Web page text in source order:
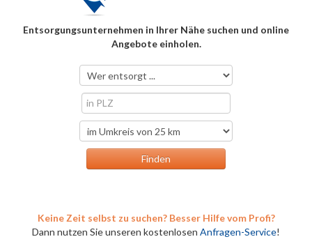
Über uns
Entsorgungsunternehmen in Ihrer Nähe suchen und online
Angebote einholen.
Keine Zeit selbst zu suchen? Besser Hilfe vom Profi?
Dann nutzen Sie unseren kostenlosen Anfragen-Service!